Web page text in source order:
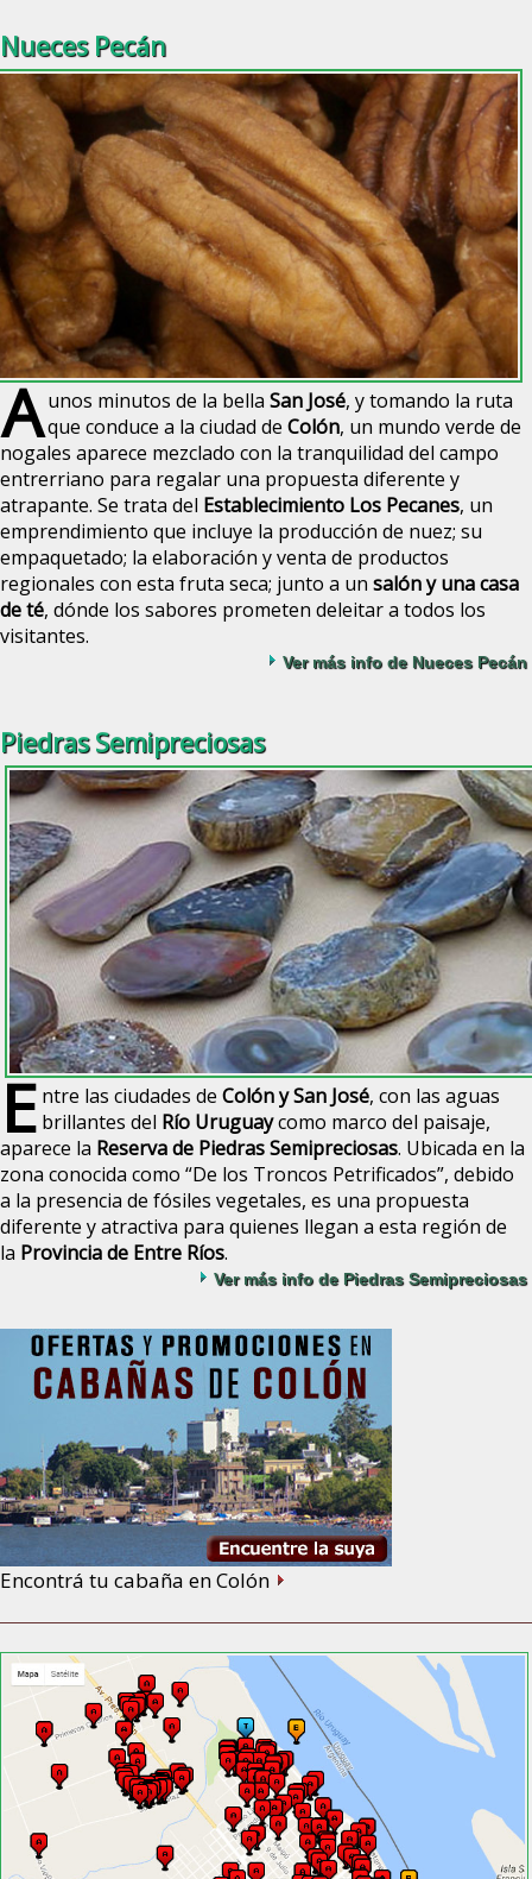
Nueces Pecán
A unos minutos de la bella San José, y tomando la ruta
que conduce a la ciudad de Colón, un mundo verde de
nogales aparece mezclado con la tranquilidad del campo
entrerriano para regalar una propuesta diferente y
atrapante. Se trata del Establecimiento Los Pecanes, un
emprendimiento que incluye la producción de nuez; su
empaquetado; la elaboración y venta de productos
regionales con esta fruta seca; junto a un salón y una casa
de té, dónde los sabores prometen deleitar a todos los
visitantes.
Ver más info de Nueces Pecán
Piedras Semipreciosas
E ntre las ciudades de Colón y San José, con las aguas
brillantes del Río Uruguaycomo marco del paisaje,
aparece la Reserva de Piedras Semipreciosas. Ubicada en la
zona conocida como “De los Troncos Petrificados”, debido
a la presencia de fósiles vegetales, es una propuesta
diferente y atractiva para quienes llegan a esta región de
la Provincia de Entre Ríos.
Ver más info de Piedras Semipreciosas
Encontrá tu cabaña en Colón